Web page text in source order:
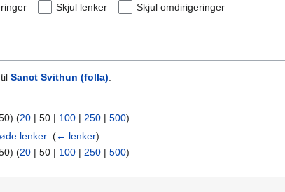
Skjul lenker Skjul omdirigeringer
Sanct Svithun (folla):
) (20 | 50 | 100 | 250 | 500)
lenker ‎(← lenker)
) (20 | 50 | 100 | 250 | 500)